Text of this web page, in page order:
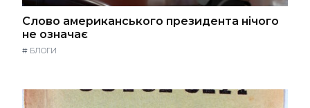
Слово американського президента нічого
не означає
# БЛОГИ